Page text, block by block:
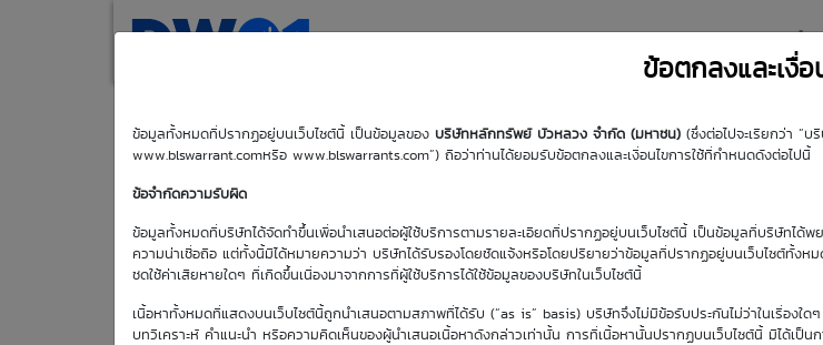
ข้อตกลงและเงื่อ
ข้อมูลทั้งหมดที่ปรากฏอยู่บนเว็บไซต์นี้ เป็นข้อมูลของ บริษัทหลักทรัพย์ บัวหลวง จำกัด (มหาชน) (ซึ่งต่อไปจะเรียกว่า “บ
www.blswarrant.comหรือ www.blswarrants.com”) ถือว่าท่านได้ยอมรับข้อตกลงและเงื่อนไขการใช้ที่กำหนดดังต่อไปนี้
ข้อจำกัดความรับผิด
ข้อมูลทั้งหมดที่บริษัทได้จัดทำขึ้นเพื่อนำเสนอต่อผู้ใช้บริการตามรายละเอียดที่ปรากฏอยู่บนเว็บไซต์นี้ เป็นข้อมูลที่บริษัทได้
ความน่าเชื่อถือ แต่ทั้งนี้มิได้หมายความว่า บริษัทได้รับรองโดยชัดแจ้งหรือโดยปริยายว่าข้อมูลที่ปรากฏอยู่บนเว็บไซต์ทั้ง
ชดใช้ค่าเสียหายใดๆ ที่เกิดขึ้นเนื่องมาจากการที่ผู้ใช้บริการได้ใช้ข้อมูลของบริษัทในเว็บไซต์นี้
เนื้อหาทั้งหมดที่แสดงบนเว็บไซต์นี้ถูกนำเสนอตามสภาพที่ได้รับ (“as is” basis) บริษัทจึงไม่มีข้อรับประกันไม่ว่าในเรื่องใ
บทวิเคราะห์ คำแนะนำ หรือความคิดเห็นของผู้นำเสนอเนื้อหาดังกล่าวเท่านั้น การที่เนื้อหานั้นปรากฏบนเว็บไซต์นี้ มิได้เ
Home(current)
Search My DW Highlight DW มุมความรู้
PTTGC01C2611A
วันซื้อขายปัจจุบัน
6 ส.ค. 2569